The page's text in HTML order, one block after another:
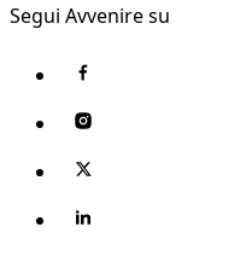
Segui Avvenire su